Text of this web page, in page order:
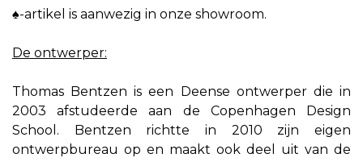
♠-artikel is aanwezig in onze showroom.
De ontwerper:
Thomas Bentzen is een Deense ontwerper die in
2003 afstudeerde aan de Copenhagen Design
School. Bentzen richtte in 2010 zijn eigen
ontwerpbureau op en maakt ook deel uit van de